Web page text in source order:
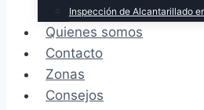
Inspección de Alcantarillado
Quienes somos
Contacto
Zonas
Consejos